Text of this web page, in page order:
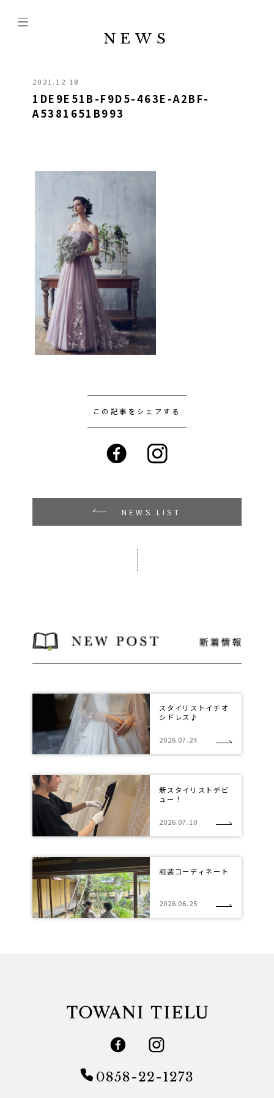
NEWS
2021.12.18
1DE9E51B-F9D5-463E-A2BF-
A5381651B993
この記事をシェアする
NEWS LIST
スタイリストイチオ
シドレス♪
2026.07.24
新スタイリストデビ
ュー！
2026.07.10
和装コーディネート
2026.06.25
0858-22-1273